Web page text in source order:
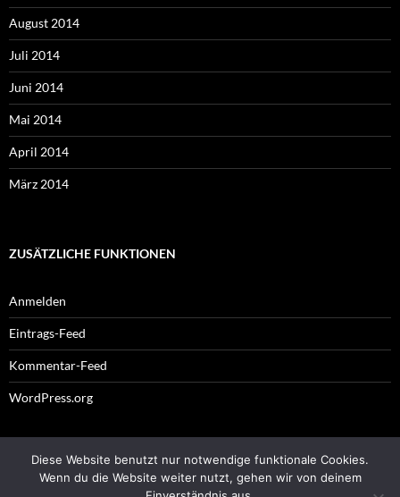
August 2014
Juli 2014
Juni 2014
Mai 2014
April 2014
März 2014
ZUSÄTZLICHE FUNKTIONEN
Anmelden
Eintrags-Feed
Kommentar-Feed
WordPress.org
Impressum
Diese Website benutzt nur notwendige funktionale Cookies.
Wenn du die Website weiter nutzt, gehen wir von deinem